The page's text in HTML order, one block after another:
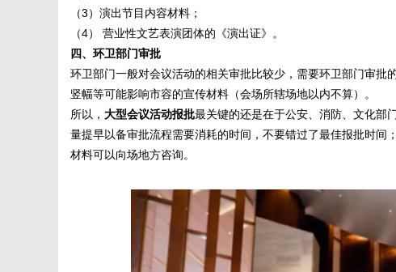
（3）演出节目内容材料；
（4） 营业性文艺表演团体的《演出证》。
四、环卫部门审批
环卫部门一般对会议活动的相关审批比较少，需要环卫部门审批
竖幅等可能影响市容的宣传材料（会场所辖场地以内不算）。
所以， 大型会议活动报批最关键的还是在于公安、消防、文化部
量提早以备审批流程需要消耗的时间，不要错过了最佳报批时
材料可以向场地方咨询。